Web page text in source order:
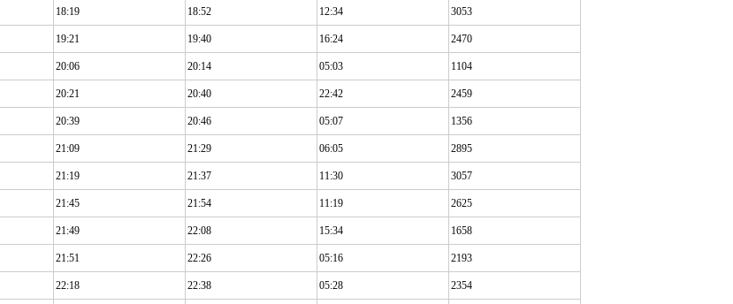
18:19 18:52 12:34 3053
19:21 19:40 16:24 2470
20:06 20:14 05:03 1104
20:21 20:40 22:42 2459
20:39 20:46 05:07 1356
21:09 21:29 06:05 2895
21:19 21:37 11:30 3057
21:45 21:54 11:19 2625
21:49 22:08 15:34 1658
21:51 22:26 05:16 2193
22:18 22:38 05:28 2354